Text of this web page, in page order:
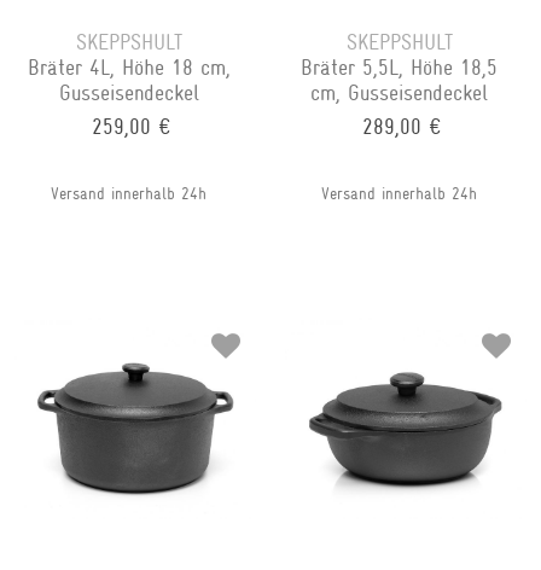
SKEPPSHULT
Bräter 4L, Höhe 18 cm,
Gusseisendeckel
259,00 €
Versand innerhalb 24h
SKEPPSHULT
Bräter 5,5L, Höhe 18,5
cm, Gusseisendeckel
289,00 €
Versand innerhalb 24h